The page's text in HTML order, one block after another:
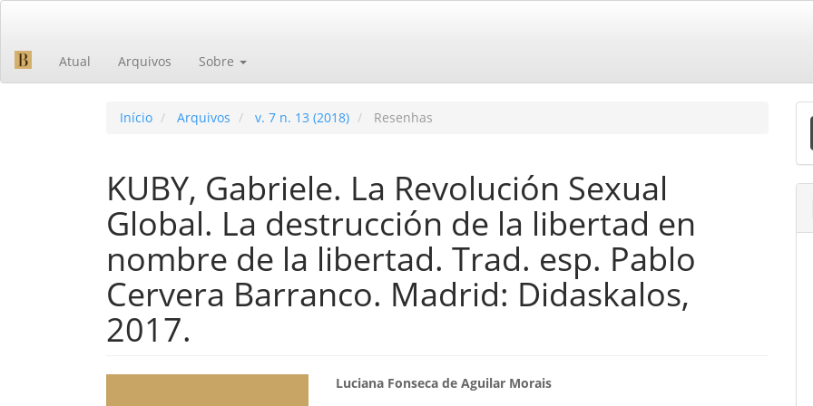
principal
Barra
Atual Arquivos Sobre
Início Arquivos v. 7 n. 13 (2018) Resenhas
KUBY, Gabriele. La Revolución Sexual
Global. La destrucción de la libertad en
nombre de la libertad. Trad. esp. Pablo
Cervera Barranco. Madrid: Didaskalos,
2017.
Conteúdo
Luciana Fonseca de Aguilar Morais